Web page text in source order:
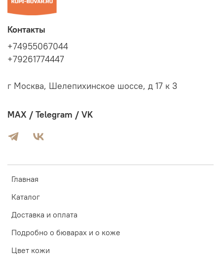
Главная
Каталог
Доставка и оплата
Подробно о бюварах и о коже
Цвет кожи
Контакты
+74955067044
+79261774447
г Москва, Шелепихинское шоссе, д 17 к 3
MAX / Telegram / VK